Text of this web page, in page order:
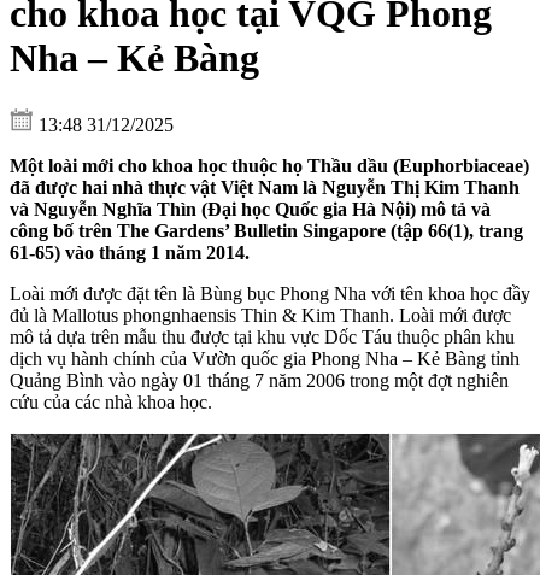
cho khoa học tại VQG Phong
Nha – Kẻ Bàng
13:48 31/12/2025
Một loài mới cho khoa học thuộc họ Thầu dầu (Euphorbiaceae)
đã được hai nhà thực vật Việt Nam là Nguyễn Thị Kim Thanh
và Nguyễn Nghĩa Thìn (Đại học Quốc gia Hà Nội) mô tả và
công bố trên The Gardens’ Bulletin Singapore (tập 66(1), trang
61-65) vào tháng 1 năm 2014.
Loài mới được đặt tên là Bùng bục Phong Nha với tên khoa học đầy
đủ là Mallotus phongnhaensis Thin & Kim Thanh. Loài mới được
mô tả dựa trên mẫu thu được tại khu vực Dốc Táu thuộc phân khu
dịch vụ hành chính của Vườn quốc gia Phong Nha – Kẻ Bàng tỉnh
Quảng Bình vào ngày 01 tháng 7 năm 2006 trong một đợt nghiên
cứu của các nhà khoa học.